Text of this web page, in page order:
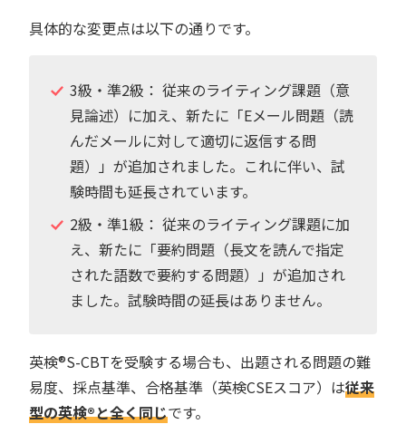
具体的な変更点は以下の通りです。
3級・準2級： 従来のライティング課題（意
見論述）に加え、新たに「Eメール問題（読
んだメールに対して適切に返信する問
題）」が追加されました。これに伴い、試
験時間も延長されています。
2級・準1級： 従来のライティング課題に加
え、新たに「要約問題（長文を読んで指定
された語数で要約する問題）」が追加され
ました。試験時間の延長はありません。
英検®︎S-CBTを受験する場合も、出題される問題の難
易度、採点基準、合格基準（英検CSEスコア）は従来
型の英検®︎と全く同じです。